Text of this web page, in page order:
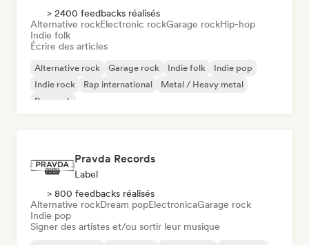
> 2400 feedbacks réalisés
Alternative rockElectronic rockGarage rockHip-hop
Indie folk
Écrire des articles
Alternative rock Garage rock Indie folk
Indie pop
Indie rock
Rap international
Metal / Heavy metal
Pop rock
Pravda Records
Label
> 800 feedbacks réalisés
Alternative rockDream popElectronicaGarage rock
Indie pop
Signer des artistes et/ou sortir leur musique